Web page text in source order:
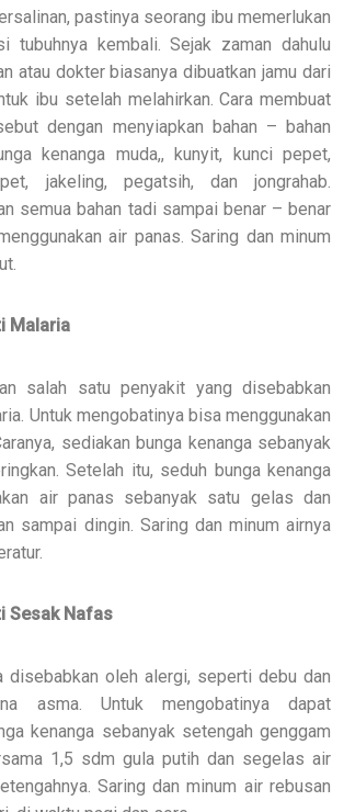
pastinya seorang ibu memerlukan
tubuhnya kembali. Sejak zaman dahulu
atau dokter biasanya dibuatkan jamu dari
ibu setelah melahirkan. Cara membuat
dengan menyiapkan bahan – bahan
kenanga muda,, kunyit, kunci pepet,
jakeling, pegatsih, dan jongrahab.
semua bahan tadi sampai benar – benar
air panas. Saring dan minum
Malaria
salah satu penyakit yang disebabkan
Untuk mengobatinya bisa menggunakan
sediakan bunga kenanga sebanyak
Setelah itu, seduh bunga kenanga
air panas sebanyak satu gelas dan
sampai dingin. Saring dan minum airnya
Sesak Nafas
disebabkan oleh alergi, seperti debu dan
asma. Untuk mengobatinya dapat
kenanga sebanyak setengah genggam
1,5 sdm gula putih dan segelas air
Saring dan minum air rebusan